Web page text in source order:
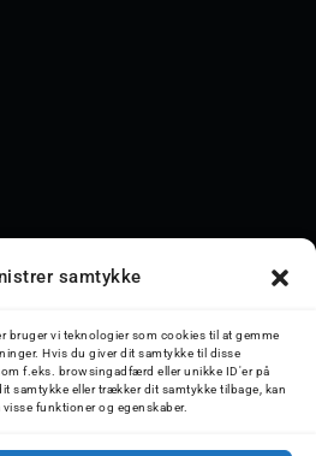
samtykke
bruger vi teknologier som cookies til at gemme
Hvis du giver dit samtykke til disse
f.eks. browsingadfærd eller unikke ID'er på
samtykke eller trækker dit samtykke tilbage, kan
funktioner og egenskaber.